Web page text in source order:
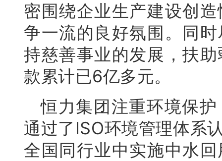
密围绕企业生产建设创
争一流的良好氛围。同
持慈善事业的发展，扶
款累计已6亿多元。
恒力集团注重环境保
通过了ISO环境管理体系
全国同行业中实施中水